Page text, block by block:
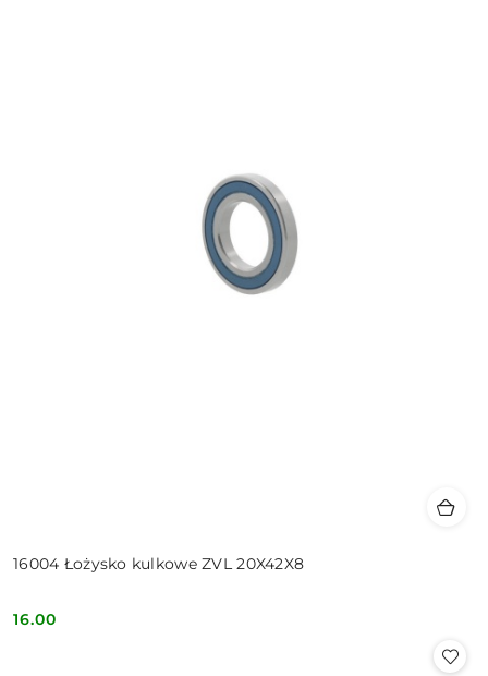
16004 Łożysko kulkowe ZVL 20X42X8
Cena:
16.00